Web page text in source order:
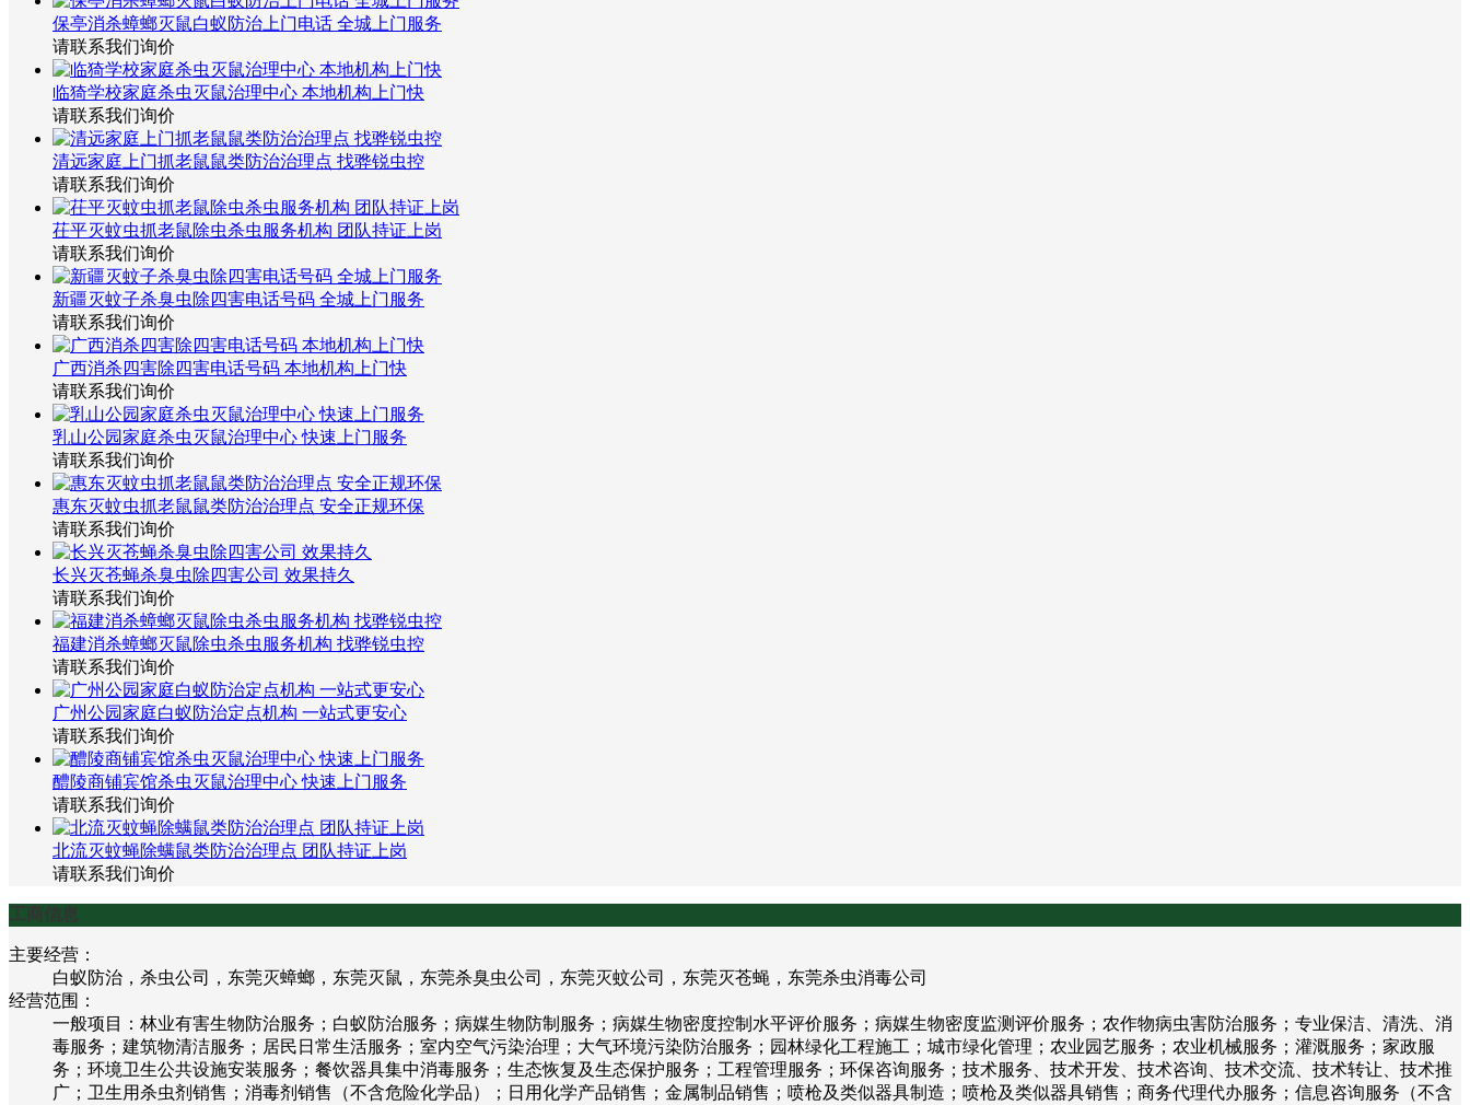
保亭消杀蟑螂灭鼠白蚁防治上门电话 全城上门服务
请联系我们询价
临猗学校家庭杀虫灭鼠治理中心 本地机构上门快
请联系我们询价
清远家庭上门抓老鼠鼠类防治治理点 找骅锐虫控
请联系我们询价
茌平灭蚊虫抓老鼠除虫杀虫服务机构 团队持证上岗
请联系我们询价
新疆灭蚊子杀臭虫除四害电话号码 全城上门服务
请联系我们询价
广西消杀四害除四害电话号码 本地机构上门快
请联系我们询价
乳山公园家庭杀虫灭鼠治理中心 快速上门服务
请联系我们询价
惠东灭蚊虫抓老鼠鼠类防治治理点 安全正规环保
请联系我们询价
长兴灭苍蝇杀臭虫除四害公司 效果持久
请联系我们询价
福建消杀蟑螂灭鼠除虫杀虫服务机构 找骅锐虫控
请联系我们询价
广州公园家庭白蚁防治定点机构 一站式更安心
请联系我们询价
醴陵商铺宾馆杀虫灭鼠治理中心 快速上门服务
请联系我们询价
北流灭蚊蝇除螨鼠类防治治理点 团队持证上岗
请联系我们询价
工商信息
主要经营：
白蚁防治，杀虫公司，东莞灭蟑螂，东莞灭鼠，东莞杀臭虫公司，东莞灭蚊公司，东莞灭苍蝇，东莞杀虫消毒公司
经营范围：
一般项目：林业有害生物防治服务；白蚁防治服务；病媒生物防制服务；病媒生物密度控制水平评价服务；病媒生物密度监测评价服务；农作物病虫害防治服务；专业保洁、清洗、消
毒服务；建筑物清洁服务；居民日常生活服务；室内空气污染治理；大气环境污染防治服务；园林绿化工程施工；城市绿化管理；农业园艺服务；农业机械服务；灌溉服务；家政服
务；环境卫生公共设施安装服务；餐饮器具集中消毒服务；生态恢复及生态保护服务；工程管理服务；环保咨询服务；技术服务、技术开发、技术咨询、技术交流、技术转让、技术推
广；卫生用杀虫剂销售；消毒剂销售（不含危险化学品）；日用化学产品销售；金属制品销售；喷枪及类似器具制造；喷枪及类似器具销售；商务代理代办服务；信息咨询服务（不含